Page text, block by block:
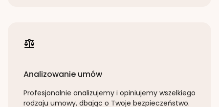
Analizowanie umów
Profesjonalnie analizujemy i opiniujemy wszelkiego
rodzaju umowy, dbając o Twoje bezpieczeństwo.